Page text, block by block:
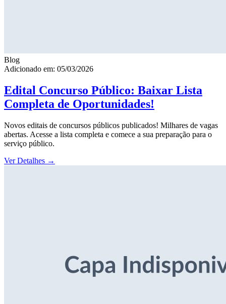
Blog
Adicionado em: 05/03/2026
Edital Concurso Público: Baixar Lista
Completa de Oportunidades!
Novos editais de concursos públicos publicados! Milhares de vagas
abertas. Acesse a lista completa e comece a sua preparação para o
serviço público.
Ver Detalhes →